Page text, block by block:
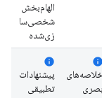
الهام‌بخش
شخصی‌سا
زی‌شده
پیشنهادات
تطبیقی